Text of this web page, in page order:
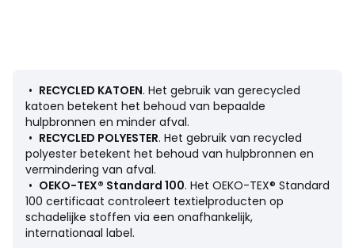
• 57% katoen, 43% polyester of 60% katoen, 40% polyester
(samenstelling kan variëren afhankelijk van besteldatum)
• Dit product is gemaakt van een mix van vezels,
waaronder katoen en polyester, waarvan ten minste 50%
afkomstig is van gerecycled materiaal
• Machinewas op 30° delicaat programma
• Strijken op lage temperatuur / geen bleekmiddel
• Niet drogen in de droogtrommel
• Geen droogkuis
• RECYCLED KATOEN. Het gebruik van gerecycled
katoen betekent het behoud van bepaalde
hulpbronnen en minder afval.
• RECYCLED POLYESTER. Het gebruik van recycled
polyester betekent het behoud van hulpbronnen en
vermindering van afval.
• OEKO-TEX® Standard 100. Het OEKO-TEX® Standard
100 certificaat controleert textielproducten op
schadelijke stoffen via een onafhankelijk,
internationaal label.